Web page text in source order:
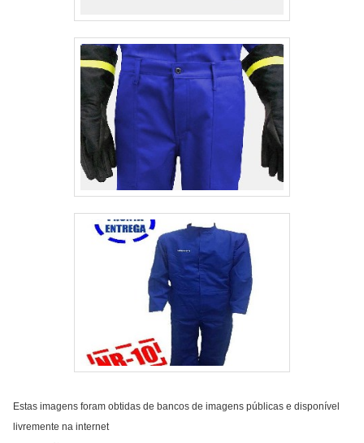
Estas imagens foram obtidas de bancos de imagens públicas e disponível
livremente na internet